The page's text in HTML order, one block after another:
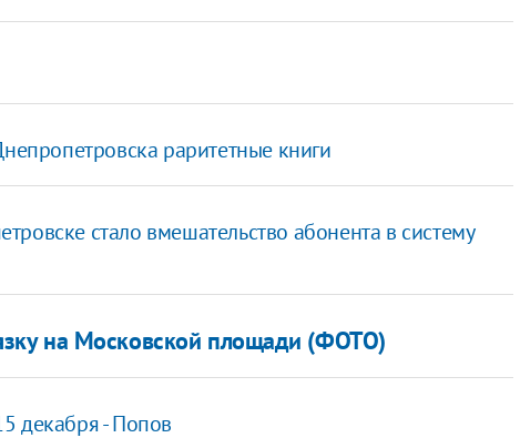
раритетные книги
стало вмешательство абонента в систему
на Московской площади (ФОТО)
декабря - Попов